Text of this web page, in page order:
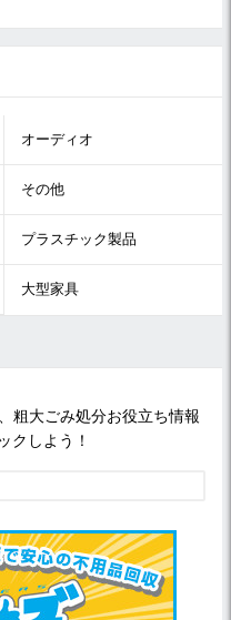
オーディオ
その他
プラスチック製品
大型家具
粗大ごみ処分お役立ち情報
クしよう！